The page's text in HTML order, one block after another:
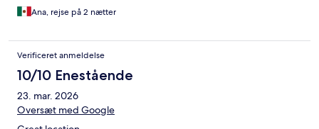
Ana, rejse på 2 nætter
Verificeret anmeldelse
10/10 Enestående
23. mar. 2026
Oversæt med Google